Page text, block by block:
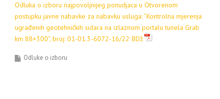
Odluka o izboru najpovoljnijeg ponudjaca u Otvorenom
postupku javne nabavke za nabavku usluga: ”Kontrolna mjerenja
ugrađenih geotehničkih sidara na izlaznom portalu tunela Grab
km 88+300”, broj: 01-01.3-6072-16/22 BDž
Odluke o izboru